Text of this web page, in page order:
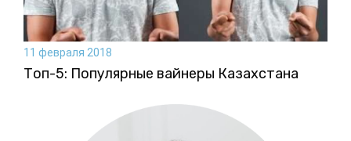
11 февраля 2018
Топ-5: Популярные вайнеры Казахстана